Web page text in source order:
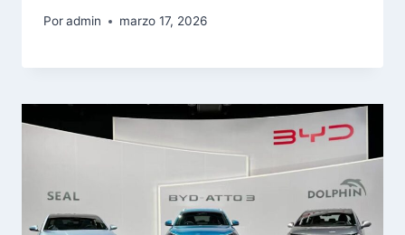
Poradmin marzo 17, 2026